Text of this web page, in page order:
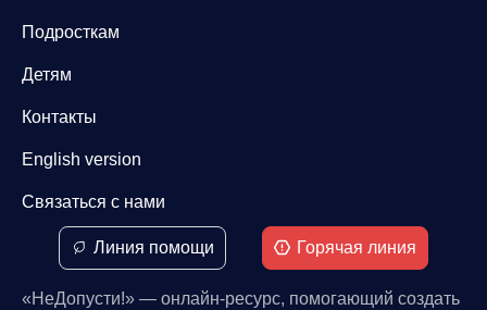
Подросткам
Детям
Контакты
English version
Связаться с нами
Линия помощи Горячая линия
«НеДопусти!» — онлайн-ресурс, помогающий создать